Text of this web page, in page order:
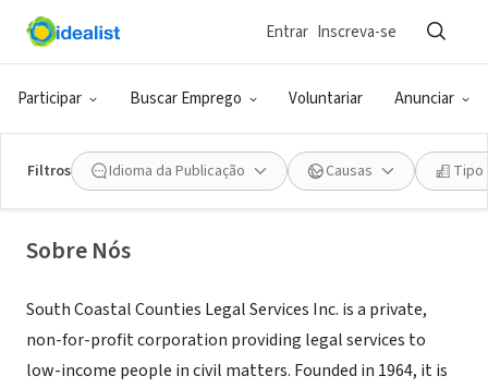
Participar Buscar Emprego Voluntariar Anunciar
Entrar Inscreva-se
Filtros Idioma da Publicação Causas Tipo
ONG (SETOR SOCIAL)
South Coastal Counties Legal
Services Inc.
Fall River, MA|www.sccls.org
Sobre Nós
South Coastal Counties Legal Services Inc. is a private,
non-for-profit corporation providing legal services to
low-income people in civil matters. Founded in 1964, it is